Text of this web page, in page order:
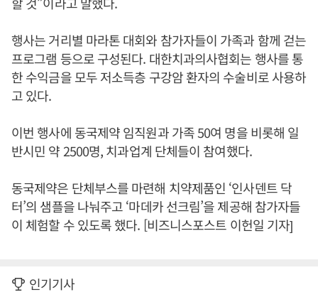
행사는 거리별 마라톤 대회와 참가자들이 가족과 함께 걷는
프로그램 등으로 구성된다. 대한치과의사협회는 행사를 통
한 수익금을 모두 저소득층 구강암 환자의 수술비로 사용하
고 있다.
이번 행사에 동국제약 임직원과 가족 50여 명을 비롯해 일
반시민 약 2500명, 치과업계 단체들이 참여했다.
동국제약은 단체부스를 마련해 치약제품인 ‘인사덴트 닥
터’의 샘플을 나눠주고 ‘마데카 선크림’을 제공해 참가자들
이 체험할 수 있도록 했다. [비즈니스포스트 이헌일 기자]
인기기사